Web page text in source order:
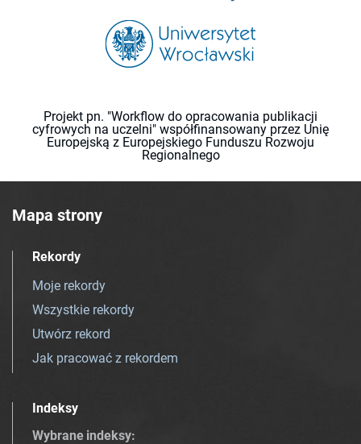
Projekt pn. "Workflow do opracowania publikacji
cyfrowych na uczelni" współfinansowany przez Unię
Europejską z Europejskiego Funduszu Rozwoju
Regionalnego
Mapa strony
Rekordy
Moje rekordy
Wszystkie rekordy
Utwórz rekord
Jak pracować z rekordem
Indeksy
Wybrane indeksy: